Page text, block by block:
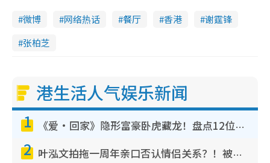
微博 网络热话 餐厅 香港
谢霆锋
张柏芝
港生活人气娱乐新闻
1 《爱·回家》隐形富豪卧虎藏龙！盘点12位财气逼人的有钱艺人：这位美女3亿身家不愁做
2 叶泓文拍拖一周年亲口否认情侣关系？！被质疑感情造假竟称GM“普通同事”